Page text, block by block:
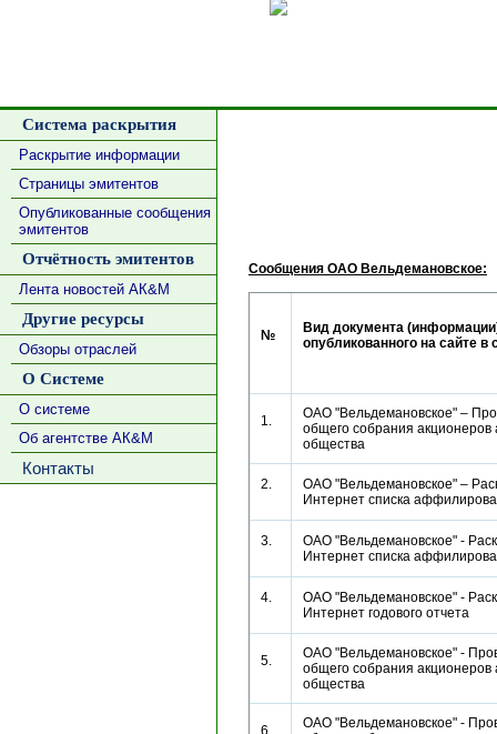
Система раскрытия
Раскрытие информации
Страницы эмитентов
Опубликованные сообщения
эмитентов
Отчётность эмитентов
Лента новостей АК&М
Другие ресурсы
Обзоры отраслей
О Системе
О системе
Об агентстве АК&М
Контакты
Сообщения ОАО Вельдемановское:
№
Вид документа
опубликованного на сайте в
1.
ОАО "Вельдемановское" –
общего собрания акционеров
общества
2.
ОАО "Вельдемановское" –
Интернет списка
3.
ОАО "Вельдемановское" -
Интернет списка
4.
ОАО "Вельдемановское" -
Интернет годового отчета
5.
ОАО "Вельдемановское" -
общего собрания акционеров
общества
6.
ОАО "Вельдемановское" -